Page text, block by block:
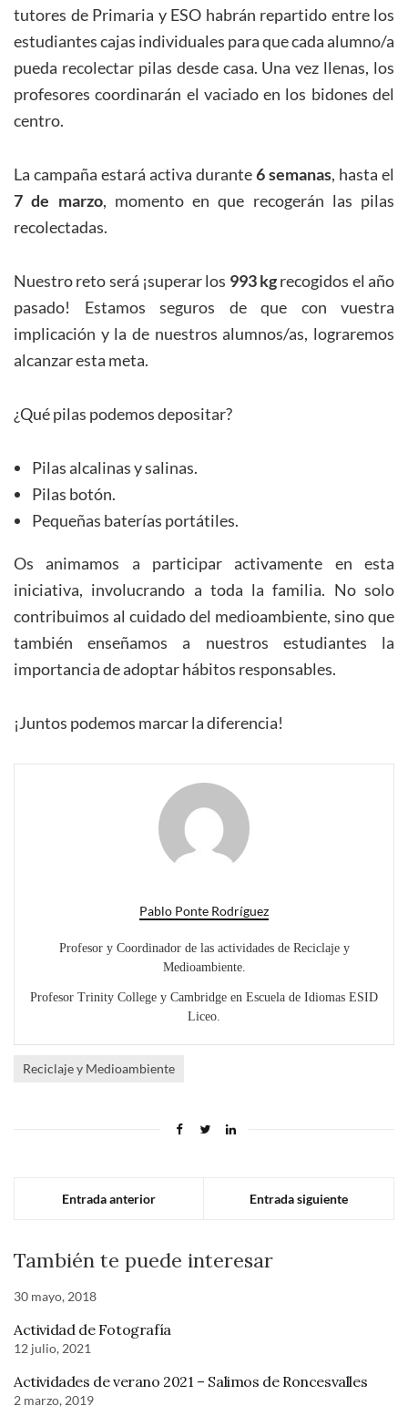
tutores de Primaria y ESO habrán repartido entre los
estudiantes cajas individuales para que cada alumno/a
pueda recolectar pilas desde casa. Una vez llenas, los
profesores coordinarán el vaciado en los bidones del
centro.
La campaña estará activa durante6 semanas, hasta el
7 de marzo, momento en que recogerán las pilas
recolectadas.
Nuestro reto será ¡superar los 993 kgrecogidos el año
pasado! Estamos seguros de que con vuestra
implicación y la de nuestros alumnos/as, lograremos
alcanzar esta meta.
¿Qué pilas podemos depositar?
Pilas alcalinas y salinas.
Pilas botón.
Pequeñas baterías portátiles.
Os animamos a participar activamente en esta
iniciativa, involucrando a toda la familia. No solo
contribuimos al cuidado del medioambiente, sino que
también enseñamos a nuestros estudiantes la
importancia de adoptar hábitos responsables.
¡Juntos podemos marcar la diferencia!
Pablo Ponte Rodríguez
Profesor y Coordinador de las actividades de Reciclaje y
Medioambiente.
Profesor Trinity College y Cambridge en Escuela de Idiomas ESID
Liceo.
Reciclaje y Medioambiente
Entrada anterior Entrada siguiente
También te puede interesar
30 mayo, 2018
Actividad de Fotografía
12 julio, 2021
Actividades de verano 2021 – Salimos de Roncesvalles
2 marzo, 2019